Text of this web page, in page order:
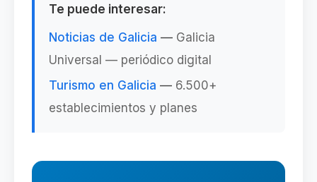
Te puede interesar:
Noticias de Galicia — Galicia
Universal — periódico digital
Turismo en Galicia — 6.500+
establecimientos y planes